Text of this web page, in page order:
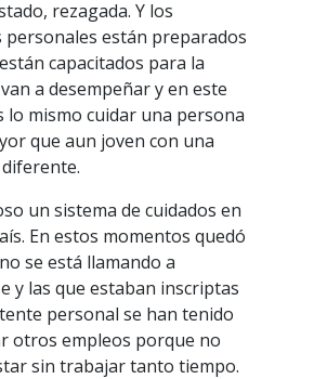
rezagada. Y los
personales están preparados
capacitados para la
a desempeñar y en este
lo mismo cuidar una persona
que aun joven con una
un sistema de cuidados en
En estos momentos quedó
se está llamando a
y las que estaban inscriptas
personal se han tenido
otros empleos porque no
sin trabajar tanto tiempo.